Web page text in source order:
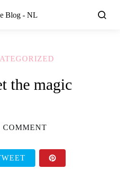
the magic
COMMENT